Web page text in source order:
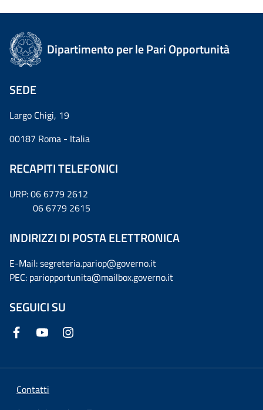
Dipartimento per le Pari Opportunità
SEDE
Largo Chigi, 19
00187 Roma - Italia
RECAPITI TELEFONICI
URP: 06 6779 2612
06 6779 2615
INDIRIZZI DI POSTA ELETTRONICA
E-Mail: segreteria.pariop@governo.it
PEC: pariopportunita@mailbox.governo.it
SEGUICI SU
Contatti